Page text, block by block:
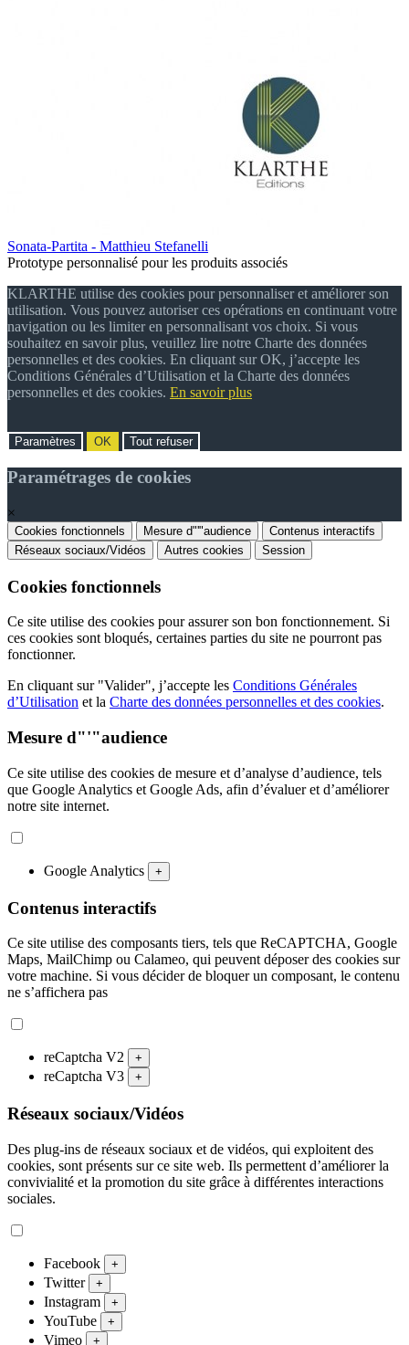
Sonata-Partita - Matthieu Stefanelli
Prototype personnalisé pour les produits associés
KLARTHE utilise des cookies pour personnaliser et améliorer son
utilisation. Vous pouvez autoriser ces opérations en continuant votre
navigation ou les limiter en personnalisant vos choix. Si vous
souhaitez en savoir plus, veuillez lire notre Charte des données
personnelles et des cookies. En cliquant sur OK, j’accepte les
Conditions Générales d’Utilisation et la Charte des données
personnelles et des cookies. En savoir plus
Paramètres OK Tout refuser
Paramétrages de cookies
×
Cookies fonctionnels Mesure d"'"audience
Contenus interactifs
Réseaux sociaux/Vidéos
Autres cookies Session
Cookies fonctionnels
Ce site utilise des cookies pour assurer son bon fonctionnement. Si
ces cookies sont bloqués, certaines parties du site ne pourront pas
fonctionner.
En cliquant sur "Valider", j’accepte les Conditions Générales
d’Utilisation et la Charte des données personnelles et des cookies.
Mesure d"'"audience
Ce site utilise des cookies de mesure et d’analyse d’audience, tels
que Google Analytics et Google Ads, afin d’évaluer et d’améliorer
notre site internet.
Google Analytics +
Contenus interactifs
Ce site utilise des composants tiers, tels que ReCAPTCHA, Google
Maps, MailChimp ou Calameo, qui peuvent déposer des cookies sur
votre machine. Si vous décider de bloquer un composant, le contenu
ne s’affichera pas
reCaptcha V2 +
reCaptcha V3 +
Réseaux sociaux/Vidéos
Des plug-ins de réseaux sociaux et de vidéos, qui exploitent des
cookies, sont présents sur ce site web. Ils permettent d’améliorer la
convivialité et la promotion du site grâce à différentes interactions
sociales.
Facebook +
Twitter +
Instagram +
YouTube +
Vimeo +